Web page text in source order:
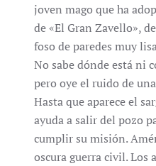
joven mago que ha
de «El Gran Zavello»,
foso de paredes muy
No sabe dónde está ni
pero oye el ruido de
Hasta que aparece el
ayuda a salir del pozo
cumplir su misión.
oscura guerra civil. Los